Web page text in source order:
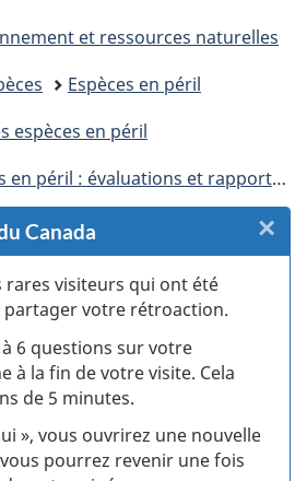
et ressources naturelles
Espèces en péril
espèces en péril
évaluations et rapports de situation du COSEPAC
Canada
rares visiteurs qui ont été
votre rétroaction.
6 questions sur votre
à la fin de votre visite. Cela
de 5 minutes.
», vous ouvrirez une nouvelle
pourrez revenir une fois
×